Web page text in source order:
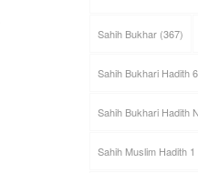
Sahih Bukhar(367)
Sahih Bukhari Hadith
Sahih Bukhari Hadith
Sahih Muslim Hadith